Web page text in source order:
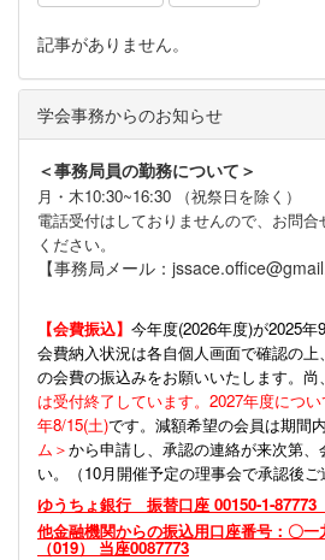
記事がありません。
学会事務からのお知らせ
＜事務局員の勤務について＞
月・木10:30~16:30 （祝祭日を除く）
電話受付はしておりませんので、お問
ください。
【事務局メール：
【会費振込】 今年度(2026年度)が2025年
会費納入状況は各自個人画面で確認の
の会費の振込みをお願いいたします。尚、
は受付終了しています。2027年度につ
年8/15(土)です。減額希望の会員は期間
ム＞から申請し、承認の連絡が来次第
い。（10月開催予定の理事会で承認後ご
ゆうちょ銀行 振替口座 00150-1-87773
他金融機関からの振込用口座番号：〇
（019） 当座0087773